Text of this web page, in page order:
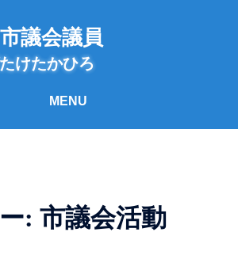
議会議員
けたかひろ
: 市議会活動